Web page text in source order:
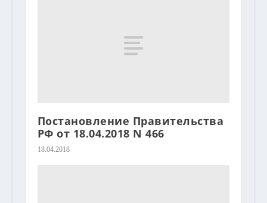
Постановление Правительства
РФ от 18.04.2018 N 466
18.04.2018